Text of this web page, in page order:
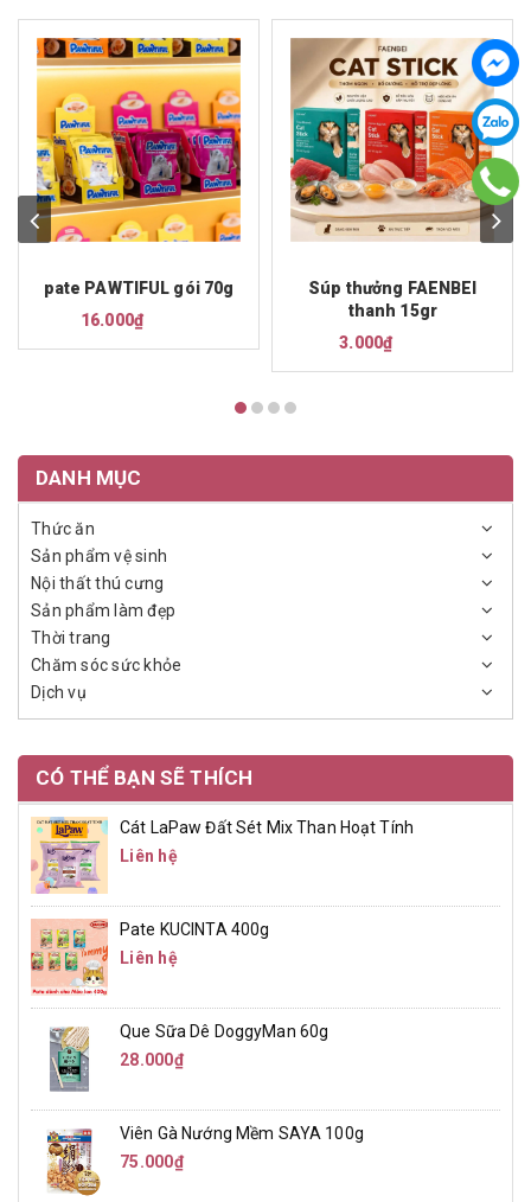
pate PAWTIFUL gói 70g
16.000₫
Súp thưởng FAENBEI
thanh 15gr
3.000₫
DANH MỤC
Thức ăn
Sản phẩm vệ sinh
Nội thất thú cưng
Sản phẩm làm đẹp
Thời trang
Chăm sóc sức khỏe
Dịch vụ
CÓ THỂ BẠN SẼ THÍCH
Cát LaPaw Đất Sét Mix Than Hoạt Tính
Liên hệ
Pate KUCINTA 400g
Liên hệ
Que Sữa Dê DoggyMan 60g
28.000₫
Viên Gà Nướng Mềm SAYA 100g
75.000₫